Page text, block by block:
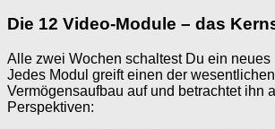
Die 12 Video-Module – das
Alle zwei Wochen schaltest Du ein neues
Jedes Modul greift einen der wesentlichen
Vermögensaufbau auf und betrachtet ihn
Perspektiven: